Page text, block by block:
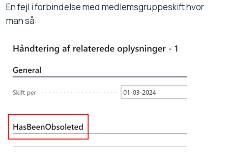
En fejl i forbindelse med medlemsgruppeskift hvor
man så: